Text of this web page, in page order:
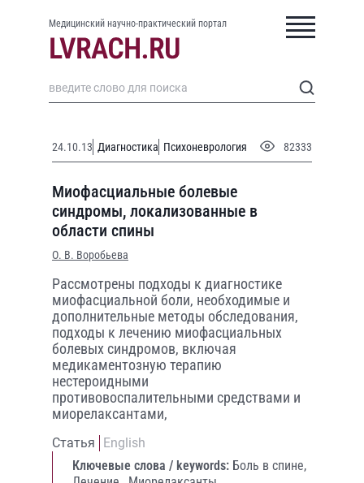
Медицинский научно-практический портал
24.10.13 Диагностика Психоневрология 82333
Миофасциальные болевые
синдромы, локализованные в
области спины
О. В. Воробьева
Рассмотрены подходы к диагностике
миофасциальной боли, необходимые и
дополнительные методы обследования,
подходы к лечению миофасциальных
болевых синдромов, включая
медикаментозную терапию
нестероидными
противовоспалительными средствами и
миорелаксантами,
Статья
English
Ключевые слова / keywords: Боль в спине,